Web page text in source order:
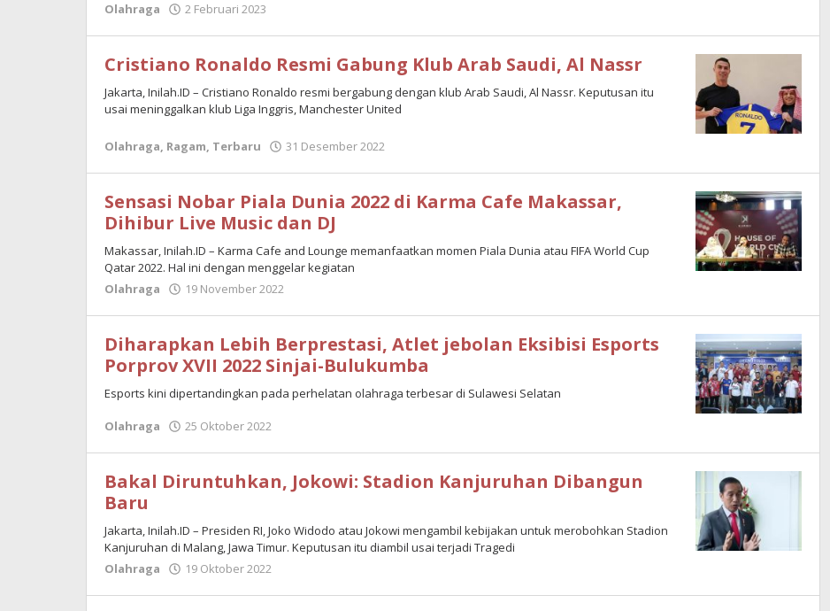
Olahraga
2 Februari 2023
Cristiano Ronaldo Resmi Gabung Klub Arab Saudi, Al Nassr
Jakarta, Inilah.ID – Cristiano Ronaldo resmi bergabung dengan klub Arab Saudi, Al Nassr. Keputusan itu
usai meninggalkan klub Liga Inggris, Manchester United
Olahraga, Ragam, Terbaru 31 Desember 2022
Sensasi Nobar Piala Dunia 2022 di Karma Cafe Makassar,
Dihibur Live Music dan DJ
Makassar, Inilah.ID – Karma Cafe and Lounge memanfaatkan momen Piala Dunia atau FIFA World Cup
Qatar 2022. Hal ini dengan menggelar kegiatan
Olahraga
19 November 2022
Diharapkan Lebih Berprestasi, Atlet jebolan Eksibisi Esports
Porprov XVII 2022 Sinjai-Bulukumba
Esports kini dipertandingkan pada perhelatan olahraga terbesar di Sulawesi Selatan
Olahraga 25 Oktober 2022
Bakal Diruntuhkan, Jokowi: Stadion Kanjuruhan Dibangun
Baru
Jakarta, Inilah.ID – Presiden RI, Joko Widodo atau Jokowi mengambil kebijakan untuk merobohkan Stadion
Kanjuruhan di Malang, Jawa Timur. Keputusan itu diambil usai terjadi Tragedi
Olahraga
19 Oktober 2022